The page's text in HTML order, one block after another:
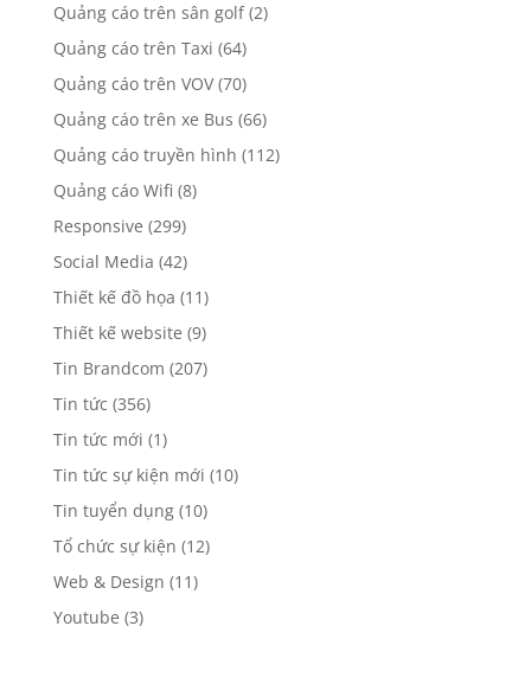
Quảng cáo trên sân golf(2)
Quảng cáo trên Taxi (64)
Quảng cáo trên VOV(70)
Quảng cáo trên xe Bus (66)
Quảng cáo truyền hình (112)
Quảng cáo Wifi (8)
Responsive (299)
Social Media (42)
Thiết kế đồ họa (11)
Thiết kế website (9)
Tin Brandcom (207)
Tin tức (356)
Tin tức mới (1)
Tin tức sự kiện mới (10)
Tin tuyển dụng(10)
Tổ chức sự kiện (12)
Web & Design (11)
Youtube (3)